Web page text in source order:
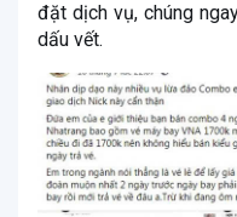
đặt dịch vụ, chúng
dấu vết.